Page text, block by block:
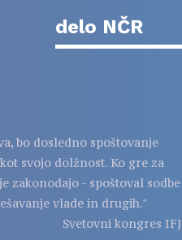
delo NČR
bo dosledno spoštovanje
svojo dolžnost. Ko gre za
zakonodajo - spoštoval sodbe
vlade in drugih."
Svetovni kongres IFJ